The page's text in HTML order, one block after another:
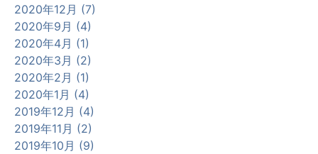
2020年12月 (7)
2020年9月 (4)
2020年4月 (1)
2020年3月 (2)
2020年2月 (1)
2020年1月 (4)
2019年12月 (4)
2019年11月 (2)
2019年10月 (9)